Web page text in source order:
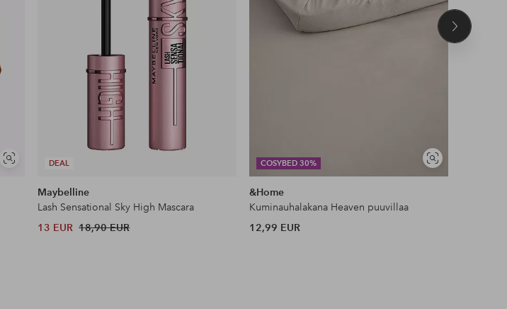
Näytä
DEAL
Maybelline
Lash Sensational Sky High Mascara
13 EUR 18,90 EUR
COSYBED 30%
Näytä
samankaltaisia
&Home
Kuminauhalakana Heaven puuvillaa
12,99 EUR
Seuraava